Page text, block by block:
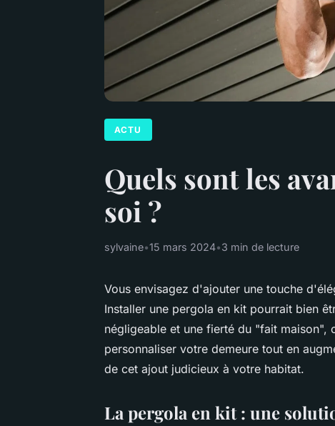
ACTU
Quels sont les
soi ?
sylvaine•15 mars 2024•3 min de lecture
Vous envisagez d'ajouter une touche
Installer une pergola en kit pourrait bien
négligeable et une fierté du "fait
personnaliser votre demeure tout en
de cet ajout judicieux à votre habitat.
La pergola en kit : une